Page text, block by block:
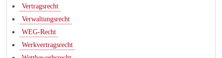
Vertragsrecht
Verwaltungsrecht
WEG-Recht
Werkvertragsrecht